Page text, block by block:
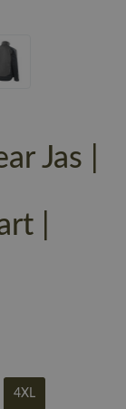
Jas |
|
4XL